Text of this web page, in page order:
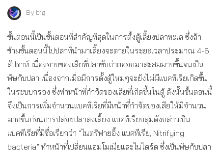
Bybig
ขั้นตอนนี้เป็นขั้นตอนที่สำคัญที่สุดในการตั้งตู้เลี้ยงปลาทะเล ซึ่งถ้า
ข้ามขั้นตอนนี้ไปปลาที่นำมาเลี้ยงจะตายในระยะเวลาประมาณ 4-6
สัปดาห์ เนื่องจากของเสียที่ปลาขับถ่ายออกมาสะสมมากขึ้นจนเป็น
พิษกับปลา เนื่องจากเมื่อมีการตั้งตู้ใหม่ๆจะยังไม่มีแบคทีเรียเกิดขึ้น
ในระบบกรอง ซึ่งทำหน้าที่กำจัดของเสียที่เกิดขึ้นในตู้ ดังนั้นขั้นตอนนี้
จึงเป็นการเพิ่มจำนวนแบคทีเรียที่มีหน้าที่กำจัดของเสียให้มีจำนวน
มากขึ้นก่อนการปล่อยปลาลงเลี้ยง แบคทีเรียกลุ่มดังกล่าวเป็น
แบคทีเรียที่มีชื่อเรียกว่า “ไนตริฟายอิ้ง แบคทีเรีย, Nitrifying
bacteria” ทำหน้าที่เปลี่ยนแอมโมเนียและไนไตร์ต ซึ่งเป็นพิษกับปลา